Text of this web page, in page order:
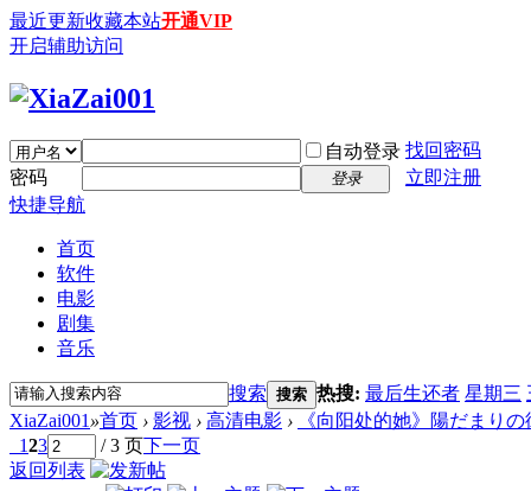
最近更新收藏本站开通VIP
开启辅助访问
自动登录 找回密码
密码
登录
立即注册
快捷导航
首页
软件
电影
剧集
音乐
搜索 搜索 热搜: 最后生还者 星期三
XiaZai001 »首页 › 影视 › 高清电影 ›
《向阳处的她》陽だまりの
123 / 3 页下一页
返回列表